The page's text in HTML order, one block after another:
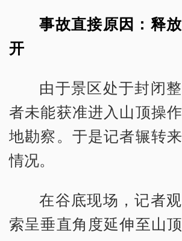
事故直接原因：释
开
由于景区处于封闭
者未能获准进入山顶操
地勘察。于是记者辗转
情况。
在谷底现场，记者
索呈垂直角度延伸至山